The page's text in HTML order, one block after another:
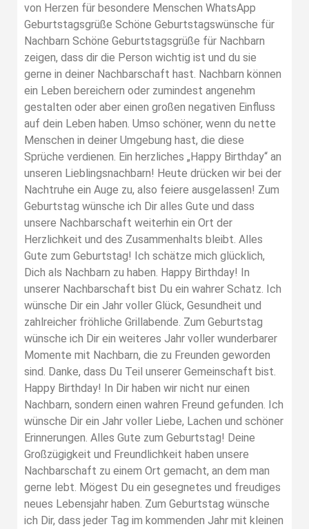
von Herzen für besondere Menschen WhatsApp
Geburtstagsgrüße Schöne Geburtstagswünsche für
Nachbarn Schöne Geburtstagsgrüße für Nachbarn
zeigen, dass dir die Person wichtig ist und du sie
gerne in deiner Nachbarschaft hast. Nachbarn können
ein Leben bereichern oder zumindest angenehm
gestalten oder aber einen großen negativen Einfluss
auf dein Leben haben. Umso schöner, wenn du nette
Menschen in deiner Umgebung hast, die diese
Sprüche verdienen. Ein herzliches „Happy Birthday“ an
unseren Lieblingsnachbarn! Heute drücken wir bei der
Nachtruhe ein Auge zu, also feiere ausgelassen! Zum
Geburtstag wünsche ich Dir alles Gute und dass
unsere Nachbarschaft weiterhin ein Ort der
Herzlichkeit und des Zusammenhalts bleibt. Alles
Gute zum Geburtstag! Ich schätze mich glücklich,
Dich als Nachbarn zu haben. Happy Birthday! In
unserer Nachbarschaft bist Du ein wahrer Schatz. Ich
wünsche Dir ein Jahr voller Glück, Gesundheit und
zahlreicher fröhliche Grillabende. Zum Geburtstag
wünsche ich Dir ein weiteres Jahr voller wunderbarer
Momente mit Nachbarn, die zu Freunden geworden
sind. Danke, dass Du Teil unserer Gemeinschaft bist.
Happy Birthday! In Dir haben wir nicht nur einen
Nachbarn, sondern einen wahren Freund gefunden. Ich
wünsche Dir ein Jahr voller Liebe, Lachen und schöner
Erinnerungen. Alles Gute zum Geburtstag! Deine
Großzügigkeit und Freundlichkeit haben unsere
Nachbarschaft zu einem Ort gemacht, an dem man
gerne lebt. Mögest Du ein gesegnetes und freudiges
neues Lebensjahr haben. Zum Geburtstag wünsche
ich Dir, dass jeder Tag im kommenden Jahr mit kleinen